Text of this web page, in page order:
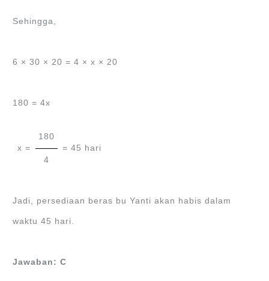
Sehingga,
6 × 30 × 20 = 4 × x × 20
180 = 4x
x =
180
4
= 45 hari
Jadi, persediaan beras bu Yanti akan habis dalam
waktu 45 hari.
Jawaban: C